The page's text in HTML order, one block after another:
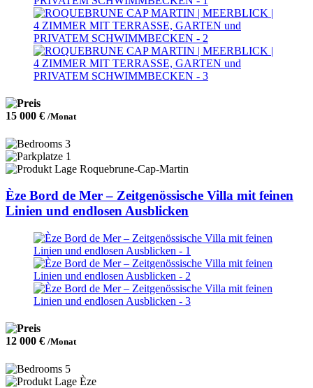
15 000 € /Monat
3
1
Roquebrune-Cap-Martin
Èze Bord de Mer – Zeitgenössische Villa mit feinen
Linien und endlosen Ausblicken
12 000 € /Monat
5
Èze